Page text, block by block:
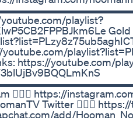
📺 MY
playlist?
https://youtube.com/
🗣
🙋🏻‍♂️ https://
Twitter 🙋🏻‍♂️
add/